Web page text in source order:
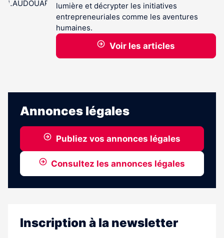
lumière et décrypter les initiatives
entrepreneuriales comme les aventures
humaines.
Voir les articles
Annonces légales
Publiez vos annonces légales
Consultez les annonces légales
Inscription à la newsletter